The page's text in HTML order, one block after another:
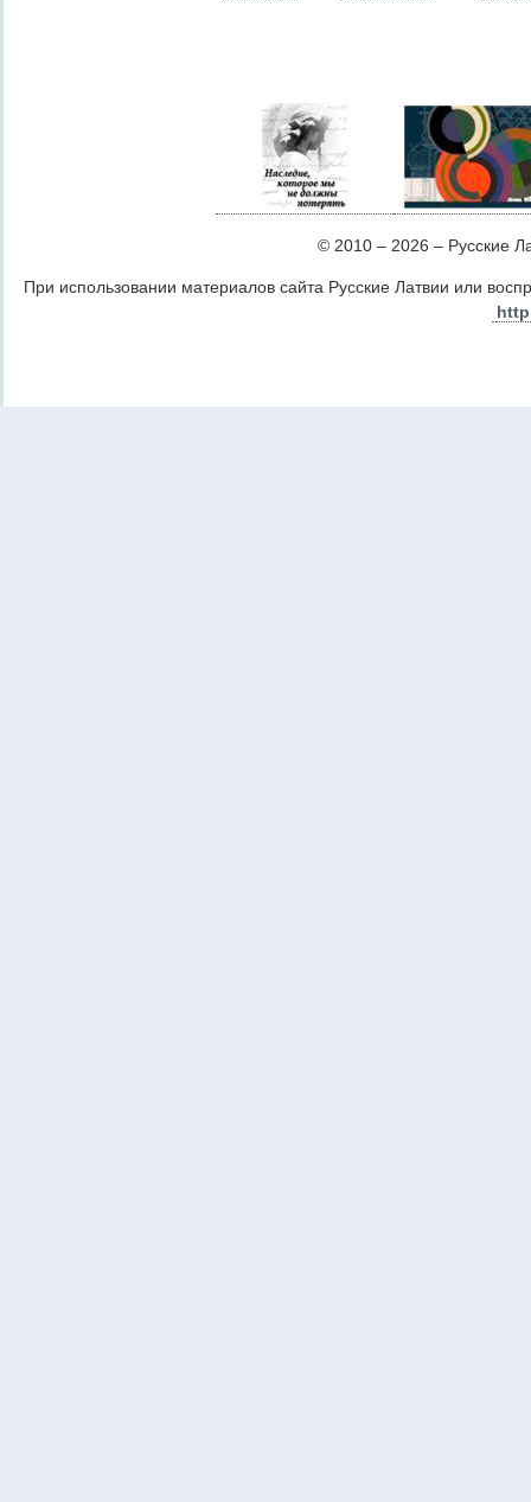
© 2010 – 2026 – Русские
При использовании материалов сайта Русские Латвии или